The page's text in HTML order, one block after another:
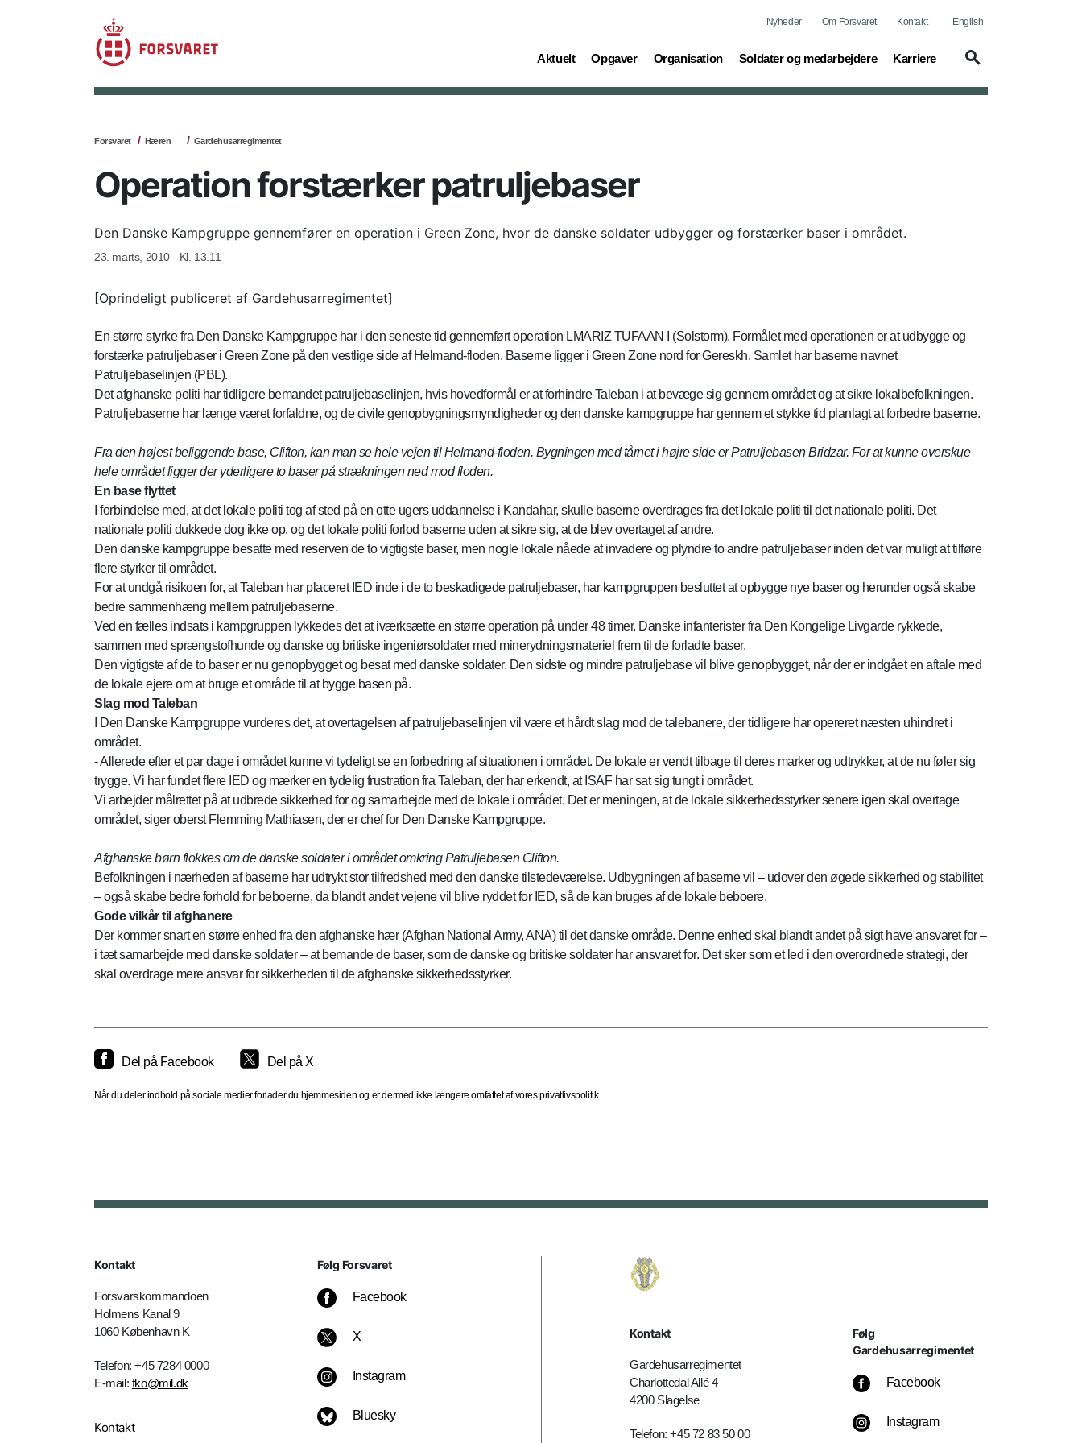
Nyheder Om Forsvaret Kontakt English
Aktuelt
(current) Opgaver
(current) Organisation
(current) Soldater og medarbejdere
(current) Karriere
(current)
Forsvaret Hæren Gardehusarregimentet
Operation forstærker patruljebaser
Den Danske Kampgruppe gennemfører en operation i Green Zone, hvor de danske soldater udbygger og forstærker baser i området.
23. marts, 2010 - Kl. 13.11
[Oprindeligt publiceret af Gardehusarregimentet]
En større styrke fra Den Danske Kampgruppe har i den seneste tid gennemført operation LMARIZ TUFAAN I (Solstorm). Formålet med operationen er at udbygge og
forstærke patruljebaser i Green Zone på den vestlige side af Helmand-floden. Baserne ligger i Green Zone nord for Gereskh. Samlet har baserne navnet
Patruljebaselinjen (PBL).
Det afghanske politi har tidligere bemandet patruljebaselinjen, hvis hovedformål er at forhindre Taleban i at bevæge sig gennem området og at sikre lokalbefolkningen.
Patruljebaserne har længe været forfaldne, og de civile genopbygningsmyndigheder og den danske kampgruppe har gennem et stykke tid planlagt at forbedre baserne.
Fra den højest beliggende base, Clifton, kan man se hele vejen til Helmand-floden. Bygningen med tårnet i højre side er Patruljebasen Bridzar. For at kunne overskue
hele området ligger der yderligere to baser på strækningen ned mod floden.
En base flyttet
I forbindelse med, at det lokale politi tog af sted på en otte ugers uddannelse i Kandahar, skulle baserne overdrages fra det lokale politi til det nationale politi. Det
nationale politi dukkede dog ikke op, og det lokale politi forlod baserne uden at sikre sig, at de blev overtaget af andre.
Den danske kampgruppe besatte med reserven de to vigtigste baser, men nogle lokale nåede at invadere og plyndre to andre patruljebaser inden det var muligt at tilføre
flere styrker til området.
For at undgå risikoen for, at Taleban har placeret IED inde i de to beskadigede patruljebaser, har kampgruppen besluttet at opbygge nye baser og herunder også skabe
bedre sammenhæng mellem patruljebaserne.
Ved en fælles indsats i kampgruppen lykkedes det at iværksætte en større operation på under 48 timer. Danske infanterister fra Den Kongelige Livgarde rykkede,
sammen med sprængstofhunde og danske og britiske ingeniørsoldater med minerydningsmateriel frem til de forladte baser.
Den vigtigste af de to baser er nu genopbygget og besat med danske soldater. Den sidste og mindre patruljebase vil blive genopbygget, når der er indgået en aftale med
de lokale ejere om at bruge et område til at bygge basen på.
Slag mod Taleban
I Den Danske Kampgruppe vurderes det, at overtagelsen af patruljebaselinjen vil være et hårdt slag mod de talebanere, der tidligere har opereret næsten uhindret i
området.
- Allerede efter et par dage i området kunne vi tydeligt se en forbedring af situationen i området. De lokale er vendt tilbage til deres marker og udtrykker, at de nu føler sig
trygge. Vi har fundet flere IED og mærker en tydelig frustration fra Taleban, der har erkendt, at ISAF har sat sig tungt i området.
Vi arbejder målrettet på at udbrede sikkerhed for og samarbejde med de lokale i området. Det er meningen, at de lokale sikkerhedsstyrker senere igen skal overtage
området, siger oberst Flemming Mathiasen, der er chef for Den Danske Kampgruppe.
Afghanske børn flokkes om de danske soldater i området omkring Patruljebasen Clifton.
Befolkningen i nærheden af baserne har udtrykt stor tilfredshed med den danske tilstedeværelse. Udbygningen af baserne vil – udover den øgede sikkerhed og stabilitet
– også skabe bedre forhold for beboerne, da blandt andet vejene vil blive ryddet for IED, så de kan bruges af de lokale beboere.
Gode vilkår til afghanere
Der kommer snart en større enhed fra den afghanske hær (Afghan National Army, ANA) til det danske område. Denne enhed skal blandt andet på sigt have ansvaret for –
i tæt samarbejde med danske soldater – at bemande de baser, som de danske og britiske soldater har ansvaret for. Det sker som et led i den overordnede strategi, der
skal overdrage mere ansvar for sikkerheden til de afghanske sikkerhedsstyrker.
Del på Facebook Del på X
Når du deler indhold på sociale medier forlader du hjemmesiden og er dermed ikke længere omfattet af vores privatlivspolitik.
Kontakt
Forsvarskommandoen
Holmens Kanal 9
1060 København K
Telefon: +45 7284 0000
E-mail: fko@mil.dk
Kontakt
Følg Forsvaret
Facebook
X
Instagram
Bluesky
Kontakt
Gardehusarregimentet
Charlottedal Allé 4
4200 Slagelse
Telefon: +45 72 83 50 00
Følg
Gardehusarregimentet
Facebook
Instagram